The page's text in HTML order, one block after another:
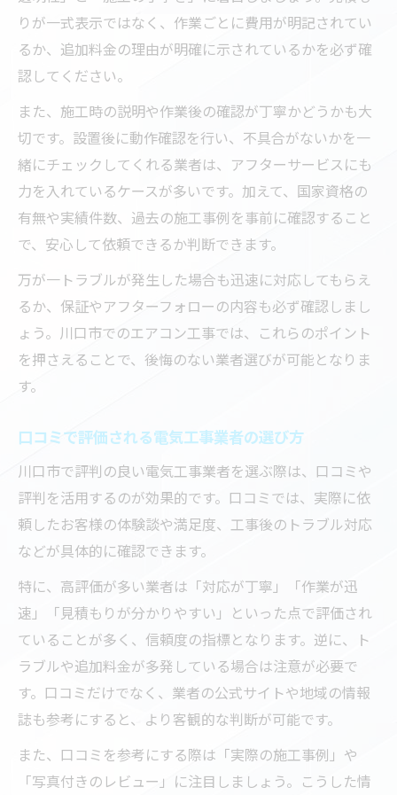
りが一式表示ではなく、作業ごとに費用が明記されてい
るか、追加料金の理由が明確に示されているかを必ず確
認してください。
また、施工時の説明や作業後の確認が丁寧かどうかも大
切です。設置後に動作確認を行い、不具合がないかを一
緒にチェックしてくれる業者は、アフターサービスにも
力を入れているケースが多いです。加えて、国家資格の
有無や実績件数、過去の施工事例を事前に確認すること
で、安心して依頼できるか判断できます。
万が一トラブルが発生した場合も迅速に対応してもらえ
るか、保証やアフターフォローの内容も必ず確認しまし
ょう。川口市でのエアコン工事では、これらのポイント
を押さえることで、後悔のない業者選びが可能となりま
す。
口コミで評価される電気工事業者の選び方
川口市で評判の良い電気工事業者を選ぶ際は、口コミや
評判を活用するのが効果的です。口コミでは、実際に依
頼したお客様の体験談や満足度、工事後のトラブル対応
などが具体的に確認できます。
特に、高評価が多い業者は「対応が丁寧」「作業が迅
速」「見積もりが分かりやすい」といった点で評価され
ていることが多く、信頼度の指標となります。逆に、ト
ラブルや追加料金が多発している場合は注意が必要で
す。口コミだけでなく、業者の公式サイトや地域の情報
誌も参考にすると、より客観的な判断が可能です。
また、口コミを参考にする際は「実際の施工事例」や
「写真付きのレビュー」に注目しましょう。こうした情